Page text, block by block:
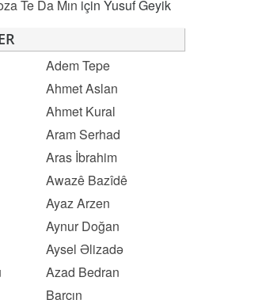
Te Da Mın için Yusuf Geyik
Adem Tepe
Ahmet Aslan
Ahmet Kural
Aram Serhad
Aras İbrahim
Awazê Bazîdê
Ayaz Arzen
Aynur Doğan
Aysel Əlizadə
Azad Bedran
Barçın